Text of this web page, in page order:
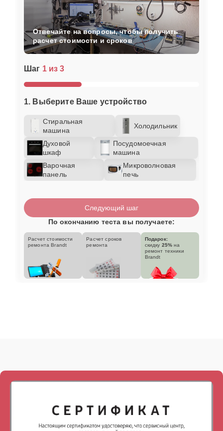
Шаг 1 из 3
1. Выберите Ваше устройство
Стиральная
машина
Холодильник
Духовой
шкаф
Посудомоечная
машина
Варочная
панель
Микроволновая
печь
Отвечайте на вопросы, чтобы получить
расчет стоимости и сроков
Следующий шаг
По окончанию теста вы получаете:
Расчет стоимости
ремонта Brandt
Расчет сроков
ремонта
Подарок:
скидку 25% на
ремонт техники
Brandt